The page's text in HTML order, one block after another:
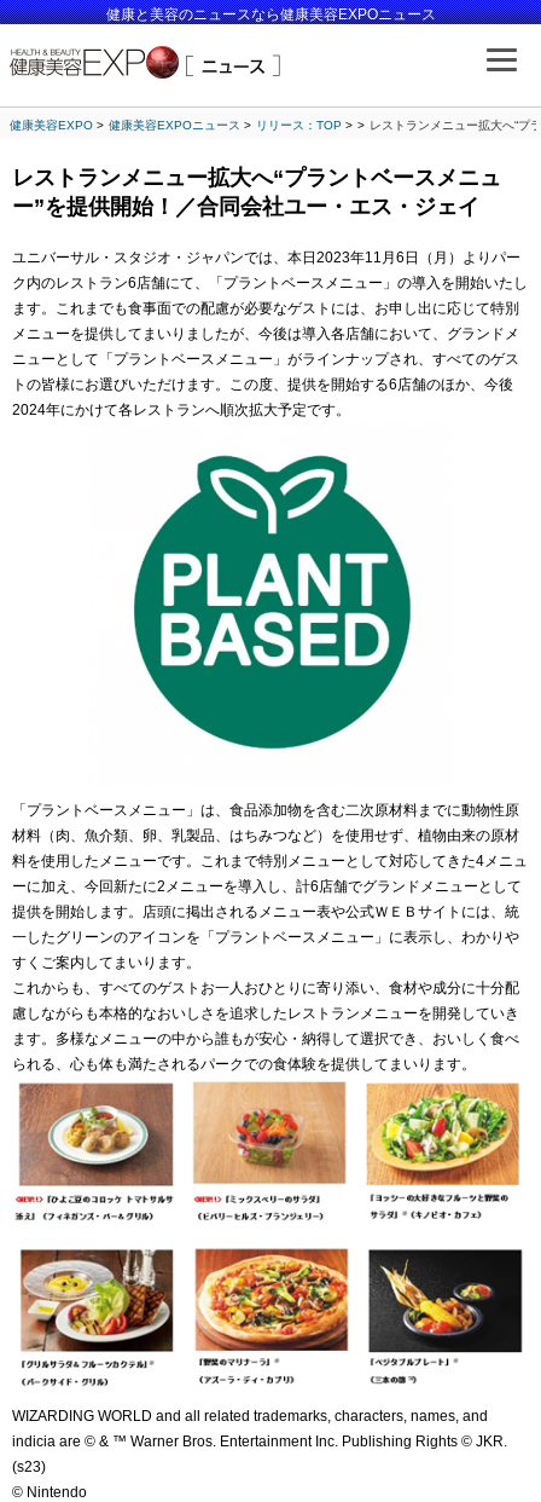
健康と美容のニュースなら健康美容EXPOニュース
健康美容EXPO 健康美容EXPOニュース リリース：TOP レストランメニュー拡大へ“プ
レストランメニュー拡大へ“プラントベースメニュ
ー”を提供開始！／合同会社ユー・エス・ジェイ
ユニバーサル・スタジオ・ジャパンでは、本日2023年11月6日（月）よりパー
ク内のレストラン6店舗にて、「プラントベースメニュー」の導入を開始いたし
ます。これまでも食事面での配慮が必要なゲストには、お申し出に応じて特別
メニューを提供してまいりましたが、今後は導入各店舗において、グランドメ
ニューとして「プラントベースメニュー」がラインナップされ、すべてのゲス
トの皆様にお選びいただけます。この度、提供を開始する6店舗のほか、今後
2024年にかけて各レストランへ順次拡大予定です。
「プラントベースメニュー」は、食品添加物を含む二次原材料までに動物性原
材料（肉、魚介類、卵、乳製品、はちみつなど）を使用せず、植物由来の原材
料を使用したメニューです。これまで特別メニューとして対応してきた4メニュ
ーに加え、今回新たに2メニューを導入し、計6店舗でグランドメニューとして
提供を開始します。店頭に掲出されるメニュー表や公式ＷＥＢサイトには、統
一したグリーンのアイコンを「プラントベースメニュー」に表示し、わかりや
すくご案内してまいります。
これからも、すべてのゲストお一人おひとりに寄り添い、食材や成分に十分配
慮しながらも本格的なおいしさを追求したレストランメニューを開発していき
ます。多様なメニューの中から誰もが安心・納得して選択でき、おいしく食べ
られる、心も体も満たされるパークでの食体験を提供してまいります。
WIZARDING WORLD and all related trademarks, characters, names, and
indicia are © & ™ Warner Bros. Entertainment Inc. Publishing Rights © JKR.
(s23)
© Nintendo